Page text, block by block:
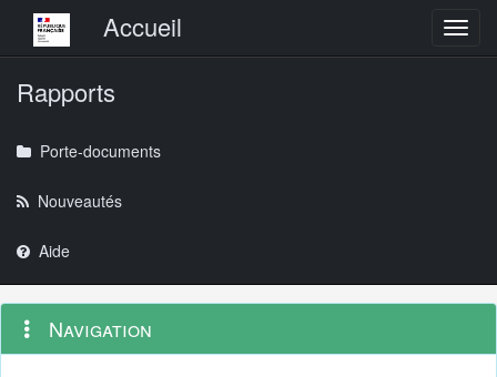
Menu principalAccueil
Rapports
Porte-documents
Nouveautés
Aide
Navigation
outils
Menu
contextuel
Navigation